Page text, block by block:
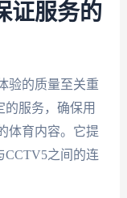
证服务的
验的质量至关重
服务，确保用
体育内容。它提
CCTV5之间的连